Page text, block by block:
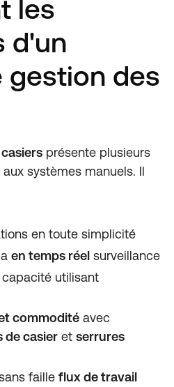
les
d'un
gestion des
présente plusieurs
systèmes manuels. Il
en toute simplicité
en temps réel surveillance
capacité utilisant
commodité avec
de casier et serrures
faille flux de travail